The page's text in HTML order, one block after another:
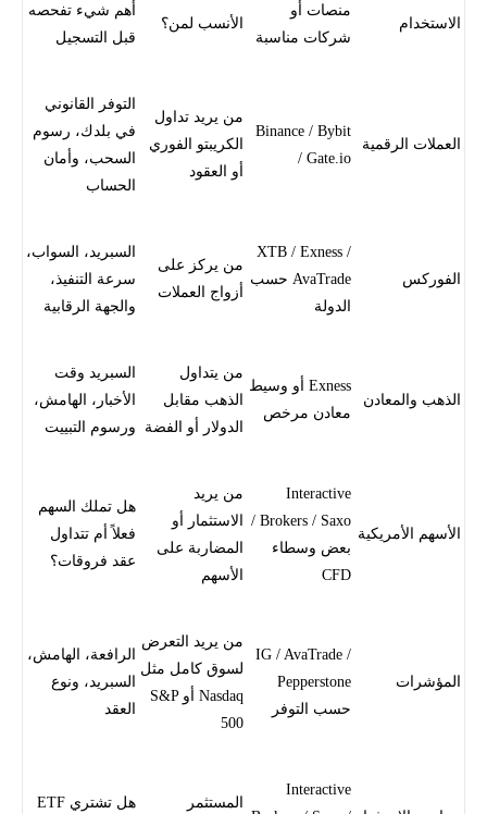
الاستخدام
منصات أو
شركات مناسبة
الأنسب لمن؟
أهم شيء تفحصه
قبل التسجيل
العملات الرقمية
Binance / Bybit
/ Gate.io
من يريد تداول
الكريبتو الفوري
أو العقود
التوفر القانوني
في بلدك، رسوم
السحب، وأمان
الحساب
الفوركس
XTB / Exness /
AvaTrade حسب
الدولة
من يركز على
أزواج العملات
السبريد، السواب،
سرعة التنفيذ،
والجهة الرقابية
الذهب والمعادن
Exness أو وسيط
معادن مرخص
من يتداول
الذهب مقابل
الدولار أو الفضة
السبريد وقت
الأخبار، الهامش،
ورسوم التبييت
الأسهم الأمريكية
Interactive
Brokers / Saxo /
بعض وسطاء
CFD
من يريد
الاستثمار أو
المضاربة على
الأسهم
هل تملك السهم
فعلاً أم تتداول
عقد فروقات؟
المؤشرات
IG / AvaTrade /
Pepperstone
حسب التوفر
من يريد التعرض
لسوق كامل مثل
Nasdaq أو S&P
500
الرافعة، الهامش،
السبريد، ونوع
العقد
Interactive
المستثمر هل تشتري ETF